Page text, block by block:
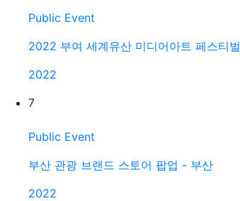
Public Event
2022 부여 세계유산 미디어아트 페스티벌
2022
7
Public Event
부산 관광 브랜드 스토어 팝업 - 부산
2022